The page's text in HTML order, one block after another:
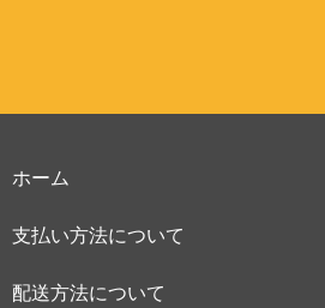
ホーム
支払い方法について
配送方法について